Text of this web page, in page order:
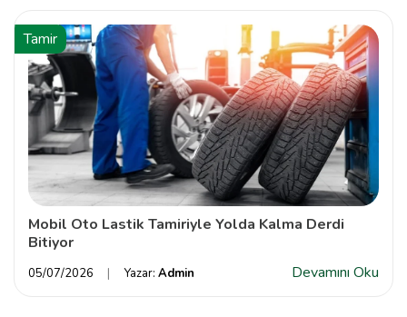
Tamir
Mobil Oto Lastik Tamiriyle Yolda Kalma Derdi
Bitiyor
05/07/2026 Yazar: Admin Devamını Oku